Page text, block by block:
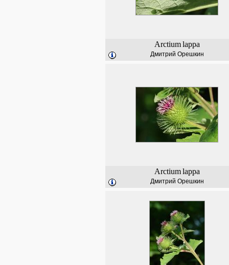
Arctium lappa
Дмитрий Орешкин
Arctium lappa
Дмитрий Орешкин